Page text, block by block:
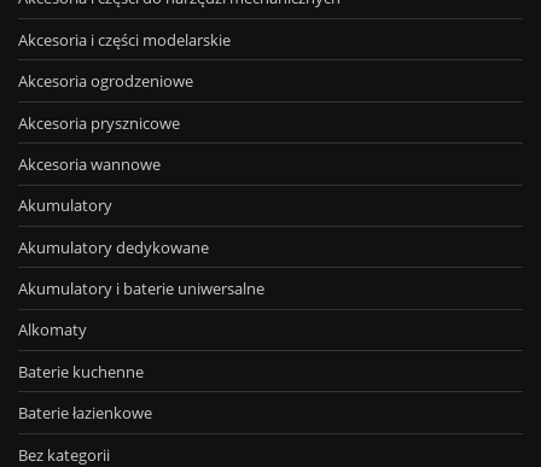
Akcesoria i części modelarskie
Akcesoria ogrodzeniowe
Akcesoria prysznicowe
Akcesoria wannowe
Akumulatory
Akumulatory dedykowane
Akumulatory i baterie uniwersalne
Alkomaty
Baterie kuchenne
Baterie łazienkowe
Bez kategorii